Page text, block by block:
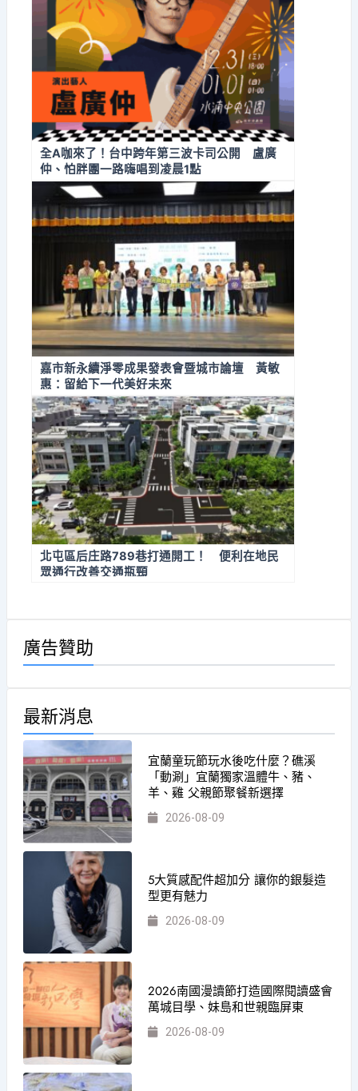
全A咖來了！台中跨年第三波卡司公開 盧廣
仲、怕胖團一路嗨唱到凌晨1點
嘉市新永續淨零成果發表會暨城市論壇 黃敏
惠：留給下一代美好未來
北屯區后庄路789巷打通開工！ 便利在地民
眾通行改善交通瓶頸
廣告贊助
最新消息
宜蘭童玩節玩水後吃什麼？礁溪
「動涮」宜蘭獨家溫體牛、豬、
羊、雞 父親節聚餐新選擇
2026-08-09
5大質感配件超加分 讓你的銀髮造
型更有魅力
2026-08-09
2026南國漫讀節打造國際閱讀盛會
萬城目學、妹島和世親臨屏東
2026-08-09